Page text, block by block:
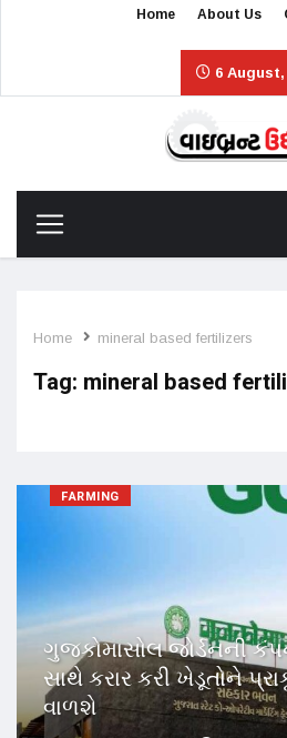
Home About Us
6 August,
Home mineral based fertilizers
Tag: mineral based
FARMING
ગુજકોમાસોલ જોર્ડનની
સાથે કરાર કરી ખેડૂતોને
વાળશે